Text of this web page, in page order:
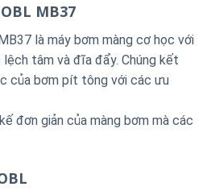
MB37
là máy bơm màng cơ học với
tâm và đĩa đẩy. Chúng kết
của bơm pít tông với các ưu
đơn giản của màng bơm mà các